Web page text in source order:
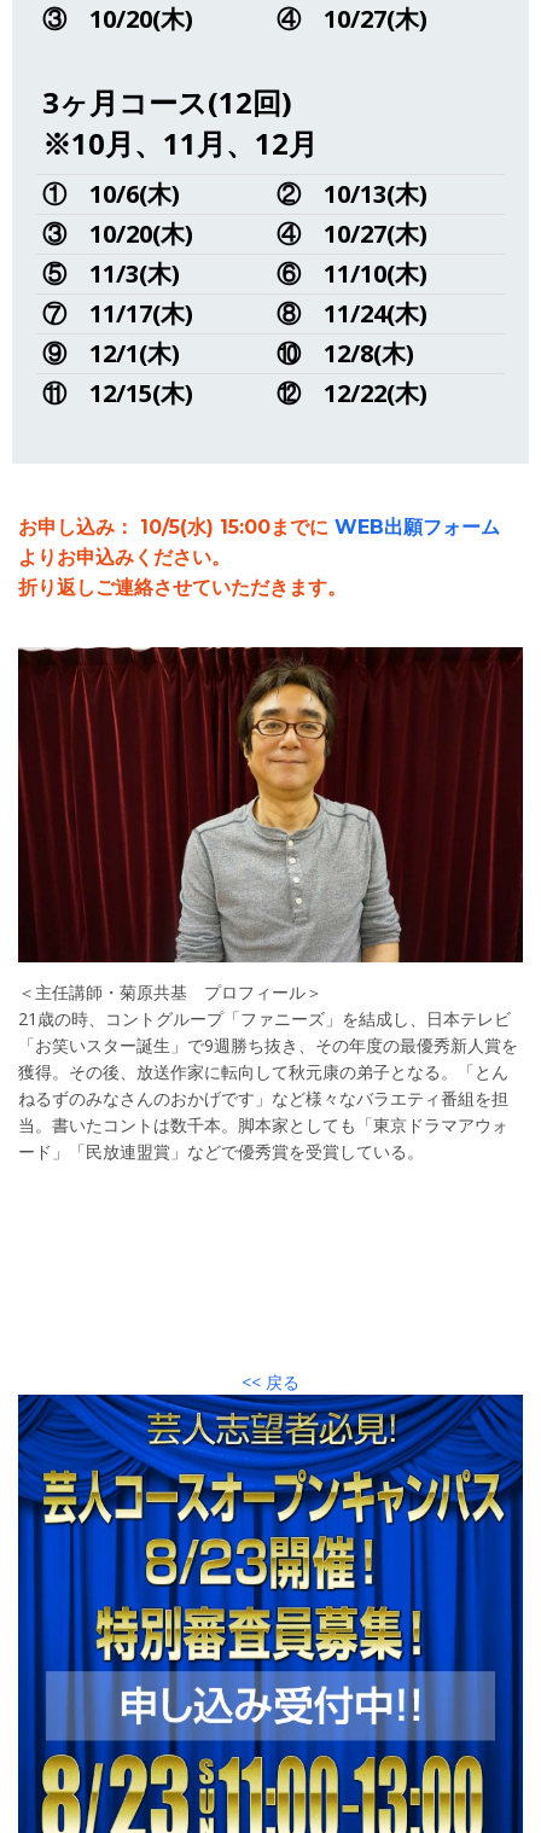
③ 10/20(木) ④ 10/27(木)
3ヶ月コース(12回)
※10月、11月、12月
① 10/6(木) ②
10/13(木)
③
10/20(木) ④
10/27(木)
⑤
11/3(木) ⑥
11/10(木)
⑦
11/17(木) ⑧
11/24(木)
⑨
12/1(木) ⑩
12/8(木)
⑪
12/15(木) ⑫ 12/22(木)
お申し込み： 10/5(水) 15:00までに WEB出願フォーム
よりお申込みください。
折り返しご連絡させていただきます。
＜主任講師・菊原共基 プロフィール＞
21歳の時、コントグループ「ファニーズ」を結成し、日本テレビ
「お笑いスター誕生」で9週勝ち抜き、その年度の最優秀新人賞を
獲得。その後、放送作家に転向して秋元康の弟子となる。「とん
ねるずのみなさんのおかげです」など様々なバラエティ番組を担
当。書いたコントは数千本。脚本家としても「東京ドラマアウォ
ード」「民放連盟賞」などで優秀賞を受賞している。
<< 戻る